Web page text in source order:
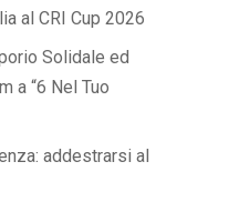
al CRI Cup 2026
Solidale ed
a “6 Nel Tuo
addestrarsi al